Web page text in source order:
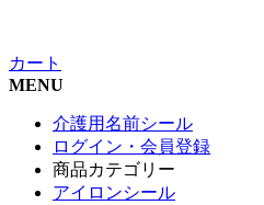
カート
MENU
介護用名前シール
ログイン・会員登録
商品カテゴリー
アイロンシール